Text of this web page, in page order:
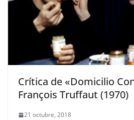
Crítica de «Domicilio
François Truffaut (1970)
21 octubre, 2018